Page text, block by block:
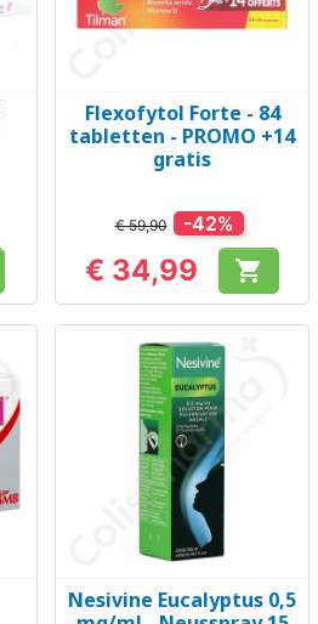
Flexofytol Forte - 84
tabletten - PROMO +14
gratis
€ 59,90 -42%
Prijs
€ 34,99 
Nesivine Eucalyptus 0,5